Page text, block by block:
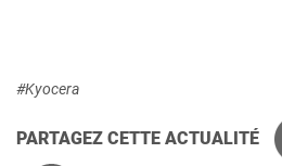
#Kyocera
PARTAGEZ CETTE ACTUALITÉ